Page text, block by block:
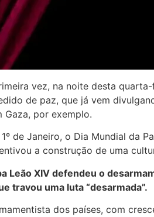
vez, na noite desta
de paz, que já vem
Gaza, por exemplo.
de Janeiro, o Dia Mundial da
a construção de uma
Leão XIV defendeu o
travou uma luta “desarmada”.
dos países, com